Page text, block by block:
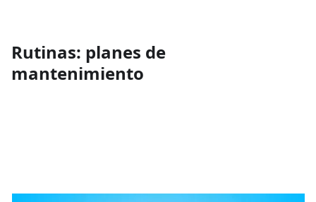
Rutinas: planes de
mantenimiento